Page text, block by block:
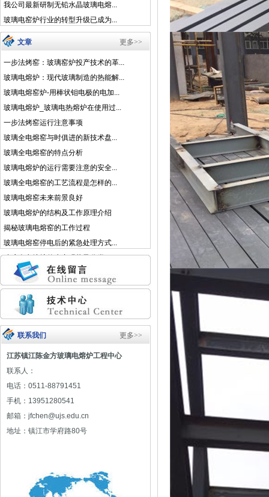
我公司最新研制无铅水晶玻璃电熔...
玻璃电窑炉行业的转型升级已成为...
更多>>
文章
一步法烤窑：玻璃窑炉投产技术的革...
玻璃电熔炉：现代玻璃制造的热能解...
玻璃电熔窑炉-用棒状钼电极的电加...
玻璃电熔炉_玻璃电热熔炉在使用过...
一步法烤窑运行注意事项
玻璃全电熔窑与时俱进的新技术盘...
玻璃全电熔窑的特点分析
玻璃电熔炉的运行需要注意的安全...
玻璃全电熔窑的工艺流程是怎样的...
玻璃电熔窑未来前景良好
玻璃电熔炉的结构及工作原理介绍
揭秘玻璃电熔窑的工作过程
玻璃电熔窑停电后的紧急处理方式...
玻璃全电熔炉的生产现状及分类
更多>>
联系我们
江苏镇江陈金方玻璃电熔炉工程中心
联系人：
电话：0511-88791451
手机：13951280541
邮箱：jfchen@ujs.edu.cn
地址：镇江市学府路80号